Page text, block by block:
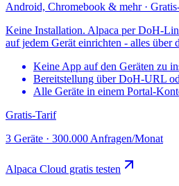
Android, Chromebook & mehr ·
Keine Installation. Alpaca per DoH-
auf jedem Gerät einrichten - alles über
Keine App auf den Geräten zu
Bereitstellung über DoH-URL
Alle Geräte in einem Portal-
Gratis-Tarif
3 Geräte · 300.000 Anfragen/Monat
Alpaca Cloud gratis testen